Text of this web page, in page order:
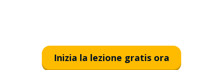
Inizia la lezione gratis ora